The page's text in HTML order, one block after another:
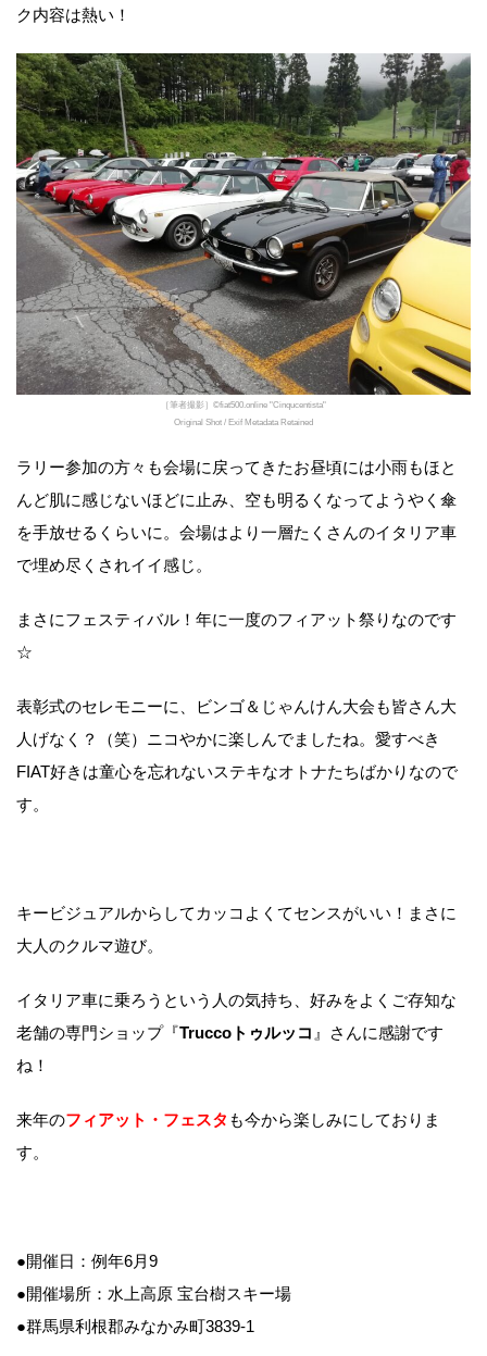
ク内容は熱い！
［筆者撮影］©fiat500.online "Cinqucentista"
Original Shot / Exif Metadata Retained
ラリー参加の方々も会場に戻ってきたお昼頃には小雨もほと
んど肌に感じないほどに止み、空も明るくなってようやく傘
を手放せるくらいに。会場はより一層たくさんのイタリア車
で埋め尽くされイイ感じ。
まさにフェスティバル！年に一度のフィアット祭りなのです
☆
表彰式のセレモニーに、ビンゴ＆じゃんけん大会も皆さん大
人げなく？（笑）ニコやかに楽しんでましたね。愛すべき
FIAT好きは童心を忘れないステキなオトナたちばかりなので
す。
キービジュアルからしてカッコよくてセンスがいい！まさに
大人のクルマ遊び。
イタリア車に乗ろうという人の気持ち、好みをよくご存知な
老舗の専門ショップ『Truccoトゥルッコ 』さんに感謝です
ね！
来年のフィアット・フェスタ も今から楽しみにしておりま
す。
●開催日：例年6月9
●開催場所：水上高原 宝台樹スキー場
●群馬県利根郡みなかみ町3839-1